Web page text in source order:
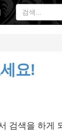
요!
검색을 하게